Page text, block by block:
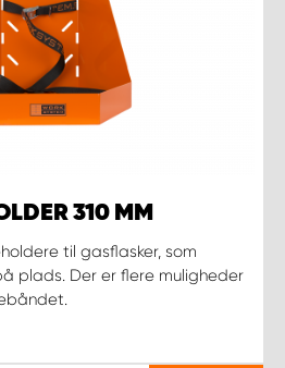
310 MM
til gasflasker, som
plads. Der er flere muligheder